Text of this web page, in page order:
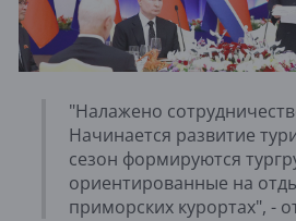
"Налажено
Начинается развитие
сезон формируются
ориентированные на
приморских курортах", -